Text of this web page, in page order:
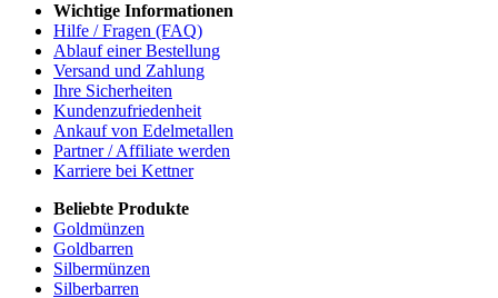
Wichtige Informationen
Hilfe / Fragen (FAQ)
Ablauf einer Bestellung
Versand und Zahlung
Ihre Sicherheiten
Kundenzufriedenheit
Ankauf von Edelmetallen
Partner / Affiliate werden
Karriere bei Kettner
Beliebte Produkte
Goldmünzen
Goldbarren
Silbermünzen
Silberbarren